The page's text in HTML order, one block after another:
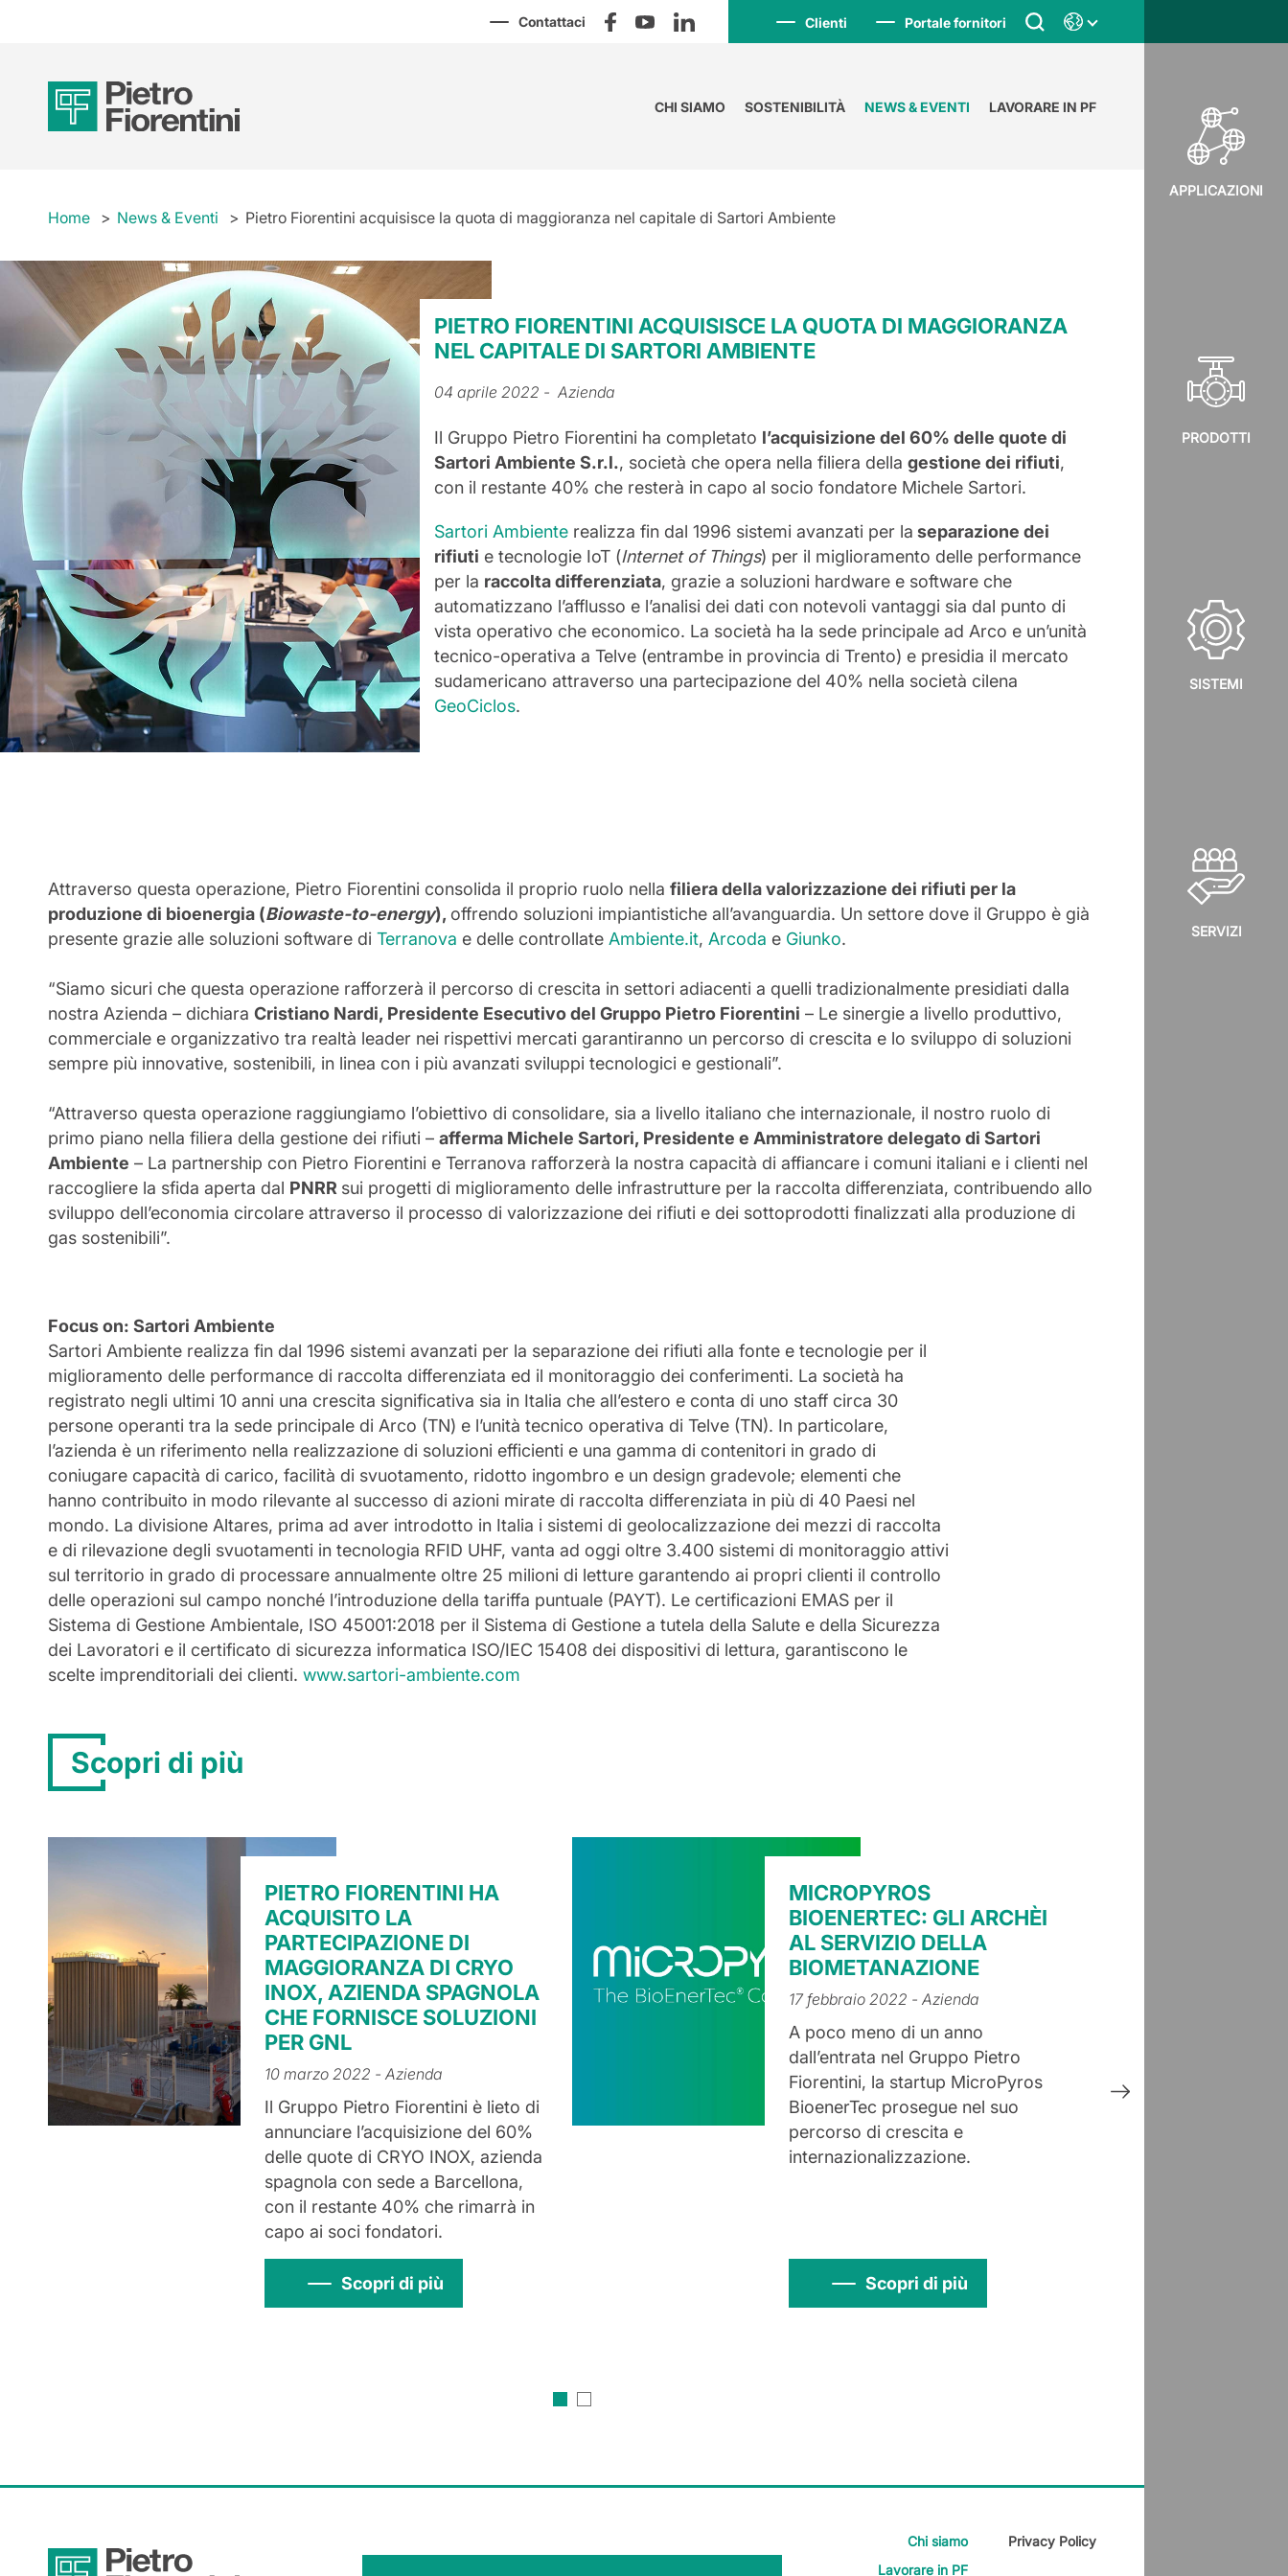
Contattaci Clienti Portale fornitori
CHI SIAMO SOSTENIBILITÀ NEWS & EVENTI LAVORARE IN PF
APPLICAZIONI
PRODOTTI
SISTEMI
SERVIZI
Home News & Eventi Pietro Fiorentini acquisisce la quota di maggioranza nel capitale di Sartori Ambiente
PIETRO FIORENTINI ACQUISISCE LA QUOTA DI MAGGIORANZA
NEL CAPITALE DI SARTORI AMBIENTE
04 aprile 2022 - Azienda
Il Gruppo Pietro Fiorentini ha completato l’acquisizione del 60% delle quote di
Sartori Ambiente S.r.l., società che opera nella filiera dellagestione dei rifiuti,
con il restante 40% che resterà in capo al socio fondatore Michele Sartori.
Sartori Ambiente realizza fin dal 1996 sistemi avanzati per la separazione dei
rifiuti e tecnologie IoT (Internet of Things) per il miglioramento delle performance
per la raccolta differenziata, grazie a soluzioni hardware e software che
automatizzano l’afflusso e l’analisi dei dati con notevoli vantaggi sia dal punto di
vista operativo che economico. La società ha la sede principale ad Arco e un’unità
tecnico-operativa a Telve (entrambe in provincia di Trento) e presidia il mercato
sudamericano attraverso una partecipazione del 40% nella società cilena
GeoCiclos.
Attraverso questa operazione, Pietro Fiorentini consolida il proprio ruolo nella filiera della valorizzazione dei rifiuti per la
produzione di bioenergia (Biowaste-to-energy), offrendo soluzioni impiantistiche all’avanguardia. Un settore dove il Gruppo è già
presente grazie alle soluzioni software di Terranova e delle controllate Ambiente.it, Arcoda e Giunko.
“Siamo sicuri che questa operazione rafforzerà il percorso di crescita in settori adiacenti a quelli tradizionalmente presidiati dalla
nostra Azienda – dichiara Cristiano Nardi, Presidente Esecutivo del Gruppo Pietro Fiorentini – Le sinergie a livello produttivo,
commerciale e organizzativo tra realtà leader nei rispettivi mercati garantiranno un percorso di crescita e lo sviluppo di soluzioni
sempre più innovative, sostenibili, in linea con i più avanzati sviluppi tecnologici e gestionali”.
“Attraverso questa operazione raggiungiamo l’obiettivo di consolidare, sia a livello italiano che internazionale, il nostro ruolo di
primo piano nella filiera della gestione dei rifiuti – afferma Michele Sartori, Presidente e Amministratore delegato di Sartori
Ambiente – La partnership con Pietro Fiorentini e Terranova rafforzerà la nostra capacità di affiancare i comuni italiani e i clienti nel
raccogliere la sfida aperta dal PNRR sui progetti di miglioramento delle infrastrutture per la raccolta differenziata, contribuendo allo
sviluppo dell’economia circolare attraverso il processo di valorizzazione dei rifiuti e dei sottoprodotti finalizzati alla produzione di
gas sostenibili”.
Focus on: Sartori Ambiente
Sartori Ambiente realizza fin dal 1996 sistemi avanzati per la separazione dei rifiuti alla fonte e tecnologie per il
miglioramento delle performance di raccolta differenziata ed il monitoraggio dei conferimenti. La società ha
registrato negli ultimi 10 anni una crescita significativa sia in Italia che all’estero e conta di uno staff circa 30
persone operanti tra la sede principale di Arco (TN) e l’unità tecnico operativa di Telve (TN). In particolare,
l’azienda è un riferimento nella realizzazione di soluzioni efficienti e una gamma di contenitori in grado di
coniugare capacità di carico, facilità di svuotamento, ridotto ingombro e un design gradevole; elementi che
hanno contribuito in modo rilevante al successo di azioni mirate di raccolta differenziata in più di 40 Paesi nel
mondo. La divisione Altares, prima ad aver introdotto in Italia i sistemi di geolocalizzazione dei mezzi di raccolta
e di rilevazione degli svuotamenti in tecnologia RFID UHF, vanta ad oggi oltre 3.400 sistemi di monitoraggio attivi
sul territorio in grado di processare annualmente oltre 25 milioni di letture garantendo ai propri clienti il controllo
delle operazioni sul campo nonché l’introduzione della tariffa puntuale (PAYT). Le certificazioni EMAS per il
Sistema di Gestione Ambientale, ISO 45001:2018 per il Sistema di Gestione a tutela della Salute e della Sicurezza
dei Lavoratori e il certificato di sicurezza informatica ISO/IEC 15408 dei dispositivi di lettura, garantiscono le
scelte imprenditoriali dei clienti. www.sartori-ambiente.com
Scopri di più
PIETRO FIORENTINI HA
ACQUISITO LA
PARTECIPAZIONE DI
MAGGIORANZA DI CRYO
INOX, AZIENDA SPAGNOLA
CHE FORNISCE SOLUZIONI
PER GNL
10 marzo 2022 - Azienda
Il Gruppo Pietro Fiorentini è lieto di
annunciare l’acquisizione del 60%
delle quote di CRYO INOX, azienda
spagnola con sede a Barcellona,
con il restante 40% che rimarrà in
capo ai soci fondatori.
Scopri di più
MICROPYROS
BIOENERTEC: GLI ARCHÈI
AL SERVIZIO DELLA
BIOMETANAZIONE
17 febbraio 2022 - Azienda
A poco meno di un anno
dall’entrata nel Gruppo Pietro
Fiorentini, la startup MicroPyros
BioenerTec prosegue nel suo
percorso di crescita e
internazionalizzazione.
Scopri di più
Chi siamo
Lavorare in PF
Privacy Policy